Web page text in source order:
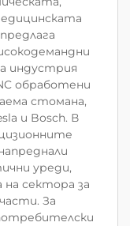
индустрия
обработени
стомана,
и Bosch. В
уреди,
на сектора за
За